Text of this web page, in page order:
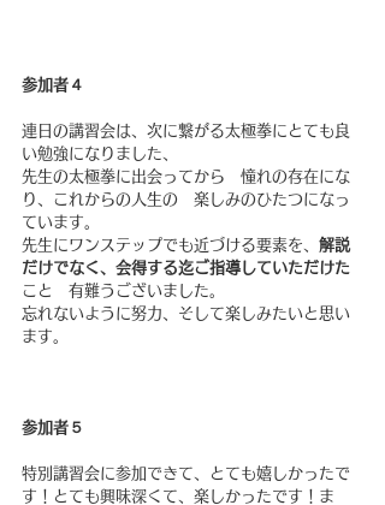
参加者４
連日の講習会は、次に繋がる太極拳にとても良
い勉強になりました、
先生の太極拳に出会ってから　憧れの存在にな
り、これからの人生の　楽しみのひたつになっ
ています。
先生にワンステップでも近づける要素を、 解説
だけでなく、会得する迄ご指導していただけた
こと　有難うございました。
忘れないように努力、そして楽しみたいと思い
ます。
参加者５
特別講習会に参加できて、とても嬉しかったで
す！とても興味深くて、楽しかったです！ま